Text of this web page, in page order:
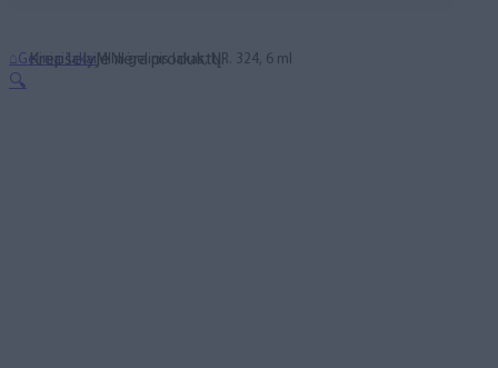
Krepšelyje nėra produktų.
⌂Geliniai lakai MINI gelinis lakas, NR. 324, 6 ml
🔍